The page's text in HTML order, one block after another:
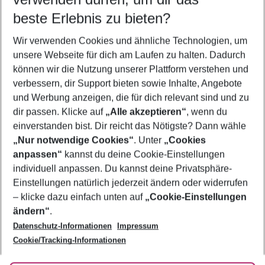
5-8 Nächte
2 Erwachsene Keine Kinder
Mehr Filter anzeigen
Footer
Footer navigation
Über uns
AGB
Bestpreisgarantie
Cookie-Einstellungen ändern
Cookie-Richtlinie
Agenturbetreuung
Barrierefreies Reisen
Folge uns
beste Erlebnis zu bieten?
Wir verwenden Cookies und ähnliche Technologien, um
unsere Webseite für dich am Laufen zu halten. Dadurch
können wir die Nutzung unserer Plattform verstehen und
verbessern, dir Support bieten sowie Inhalte, Angebote
und Werbung anzeigen, die für dich relevant sind und zu
dir passen. Klicke auf „Alle akzeptieren“, wenn du
einverstanden bist. Dir reicht das Nötigste? Dann wähle
„Nur notwendige Cookies“. Unter „Cookies
anpassen“ kannst du deine Cookie-Einstellungen
individuell anpassen. Du kannst deine Privatsphäre-
Einstellungen natürlich jederzeit ändern oder widerrufen
– klicke dazu einfach unten auf „Cookie-Einstellungen
ändern“.
Datenschutz-Informationen
Impressum
Cookie/Tracking-Informationen